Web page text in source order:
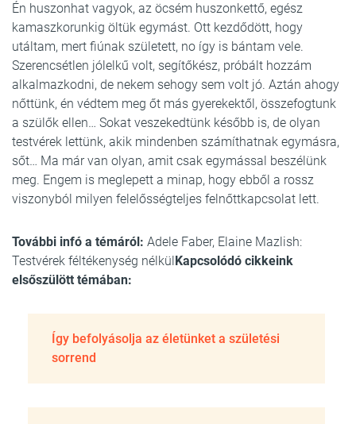
Én huszonhat vagyok, az öcsém huszonkettő, egész
kamaszkorunkig öltük egymást. Ott kezdődött, hogy
utáltam, mert fiúnak született, no így is bántam vele.
Szerencsétlen jólelkű volt, segítőkész, próbált hozzám
alkalmazkodni, de nekem sehogy sem volt jó. Aztán ahogy
nőttünk, én védtem meg őt más gyerekektől, összefogtunk
a szülők ellen… Sokat veszekedtünk később is, de olyan
testvérek lettünk, akik mindenben számíthatnak egymásra,
sőt… Ma már van olyan, amit csak egymással beszélünk
meg. Engem is meglepett a minap, hogy ebből a rossz
viszonyból milyen felelősségteljes felnőttkapcsolat lett.
További infó a témáról: Adele Faber, Elaine Mazlish:
Testvérek féltékenység nélkülKapcsolódó cikkeink
elsőszülött témában:
Így befolyásolja az életünket a születési
sorrend